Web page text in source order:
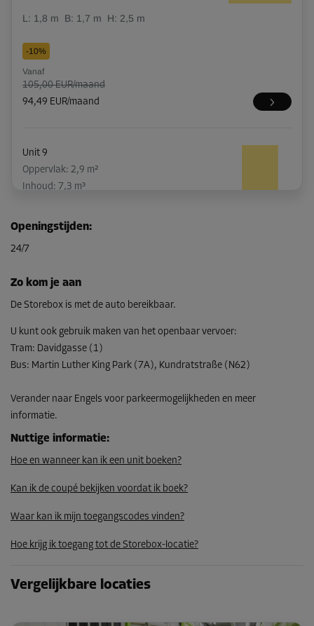
L: 1,8 m B: 1,7 m H: 2,5 m
-10%
Vanaf
105,00 EUR/maand
94,49 EUR/maand
Unit 9
Oppervlak: 2,9 m²
Inhoud: 7,3 m³
-10%
99,00 EUR/maand
89,09 EUR/maand
Unit 13
Oppervlak: 4,6 m²
L:2,2m
-10%
Vanaf
131,39 EUR/maand
Unit 15
Inhoud: 6 m³
Openingstijden:
24/7
Zo kom je aan
De Storebox is met de auto bereikbaar.
U kunt ook gebruik maken van het openbaar vervoer:
Tram: Davidgasse (1)
Bus: Martin Luther King Park (7A), Kundratstraße (N62)
Verander naar Engels voor parkeermogelijkheden en meer
informatie.
Nuttige informatie:
Hoe en wanneer kan ik een unit boeken?
Kan ik de coupé bekijken voordat ik boek?
Waar kan ik mijn toegangscodes vinden?
Hoe krijg ik toegang tot de Storebox-locatie?
Vergelijkbare locaties